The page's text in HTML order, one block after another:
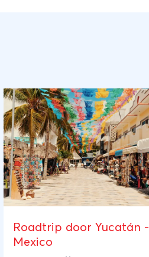
Roadtrip door Yucatán -
Mexico